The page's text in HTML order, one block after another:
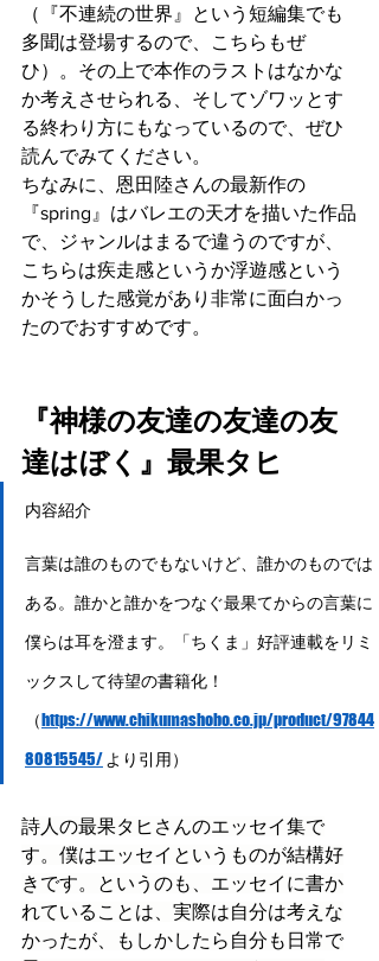
（『不連続の世界』という短編集でも
多聞は登場するので、こちらもぜ
ひ）。その上で本作のラストはなかな
か考えさせられる、そしてゾワッとす
る終わり方にもなっているので、ぜひ
読んでみてください。
ちなみに、恩田陸さんの最新作の
『spring』はバレエの天才を描いた作品
で、ジャンルはまるで違うのですが、
こちらは疾走感というか浮遊感という
かそうした感覚があり非常に面白かっ
たのでおすすめです。
『神様の友達の友達の友
達はぼく』最果タヒ
内容紹介
言葉は誰のものでもないけど、誰かのものでは
ある。誰かと誰かをつなぐ最果てからの言葉に
僕らは耳を澄ます。「ちくま」好評連載をリミ
ックスして待望の書籍化！
（https://www.chikumashobo.co.jp/product/97844
80815545/ より引用）
詩人の最果タヒさんのエッセイ集で
す。僕はエッセイというものが結構好
きです。というのも、エッセイに書か
れていることは、実際は自分は考えな
かったが、もしかしたら自分も日常で